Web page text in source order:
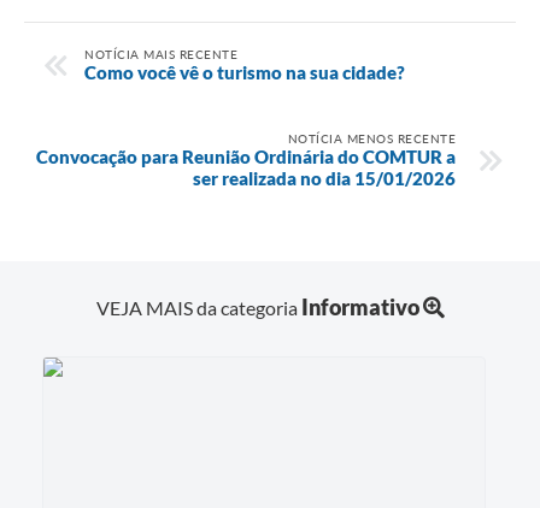
NOTÍCIA MAIS RECENTE
Como você vê o turismo na sua cidade?
NOTÍCIA MENOS RECENTE
Convocação para Reunião Ordinária do COMTUR a
ser realizada no dia 15/01/2026
VEJA MAIS da categoria Informativo